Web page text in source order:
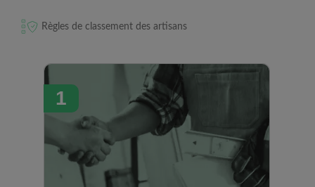
Règles de classement des artisans
1